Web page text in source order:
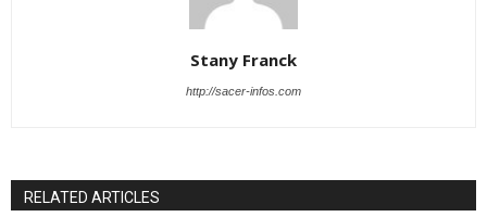
Stany Franck
http://sacer-infos.com
RELATED ARTICLES